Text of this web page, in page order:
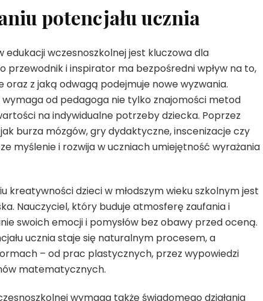
potencjału ucznia
edukacji wczesnoszkolnej jest kluczowa dla
przewodnik i inspirator ma bezpośredni wpływ na to,
z jaką odwagą podejmuje nowe wyzwania.
od pedagoga nie tylko znajomości metod
na indywidualne potrzeby dziecka. Poprzez
burza mózgów, gry dydaktyczne, inscenizacje czy
myślenie i rozwija w uczniach umiejętność wyrażania
kreatywności dzieci w młodszym wieku szkolnym jest
Nauczyciel, który buduje atmosferę zaufania i
swoich emocji i pomysłów bez obawy przed oceną.
ucznia staje się naturalnym procesem, a
– od prac plastycznych, przez wypowiedzi
matematycznych.
wymaga także świadomego działania